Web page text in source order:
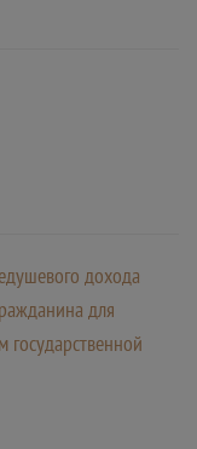
дохода
для